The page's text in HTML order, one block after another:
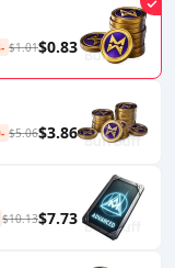
$0.83
$1.01
-$0.18
$3.86
$5.06
-$1.20
$7.73
$10.13